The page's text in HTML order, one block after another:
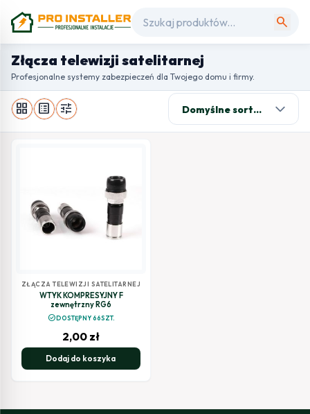
search
Złącza telewizji satelitarnej
Profesjonalne systemy zabezpieczeń dla Twojego domu i firmy.
grid_view list_alt tune
ZŁĄCZA TELEWIZJI SATELITARNEJ
WTYK KOMPRESYJNY F
zewnętrzny RG6
check_circleDOSTĘPNY 66SZT.
2,00 zł
Dodaj do koszyka